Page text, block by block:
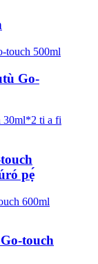
Go-
pẹ́
touch